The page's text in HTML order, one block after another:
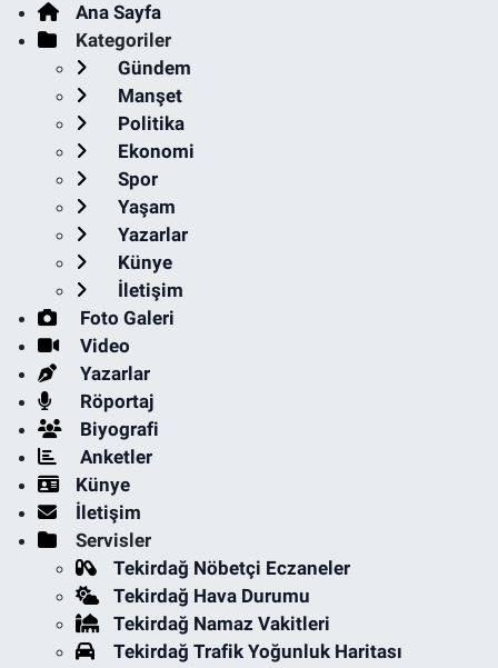
Ana Sayfa
Kategoriler
Gündem
Manşet
Politika
Ekonomi
Spor
Yaşam
Yazarlar
Künye
İletişim
Foto Galeri
Video
Yazarlar
Röportaj
Biyografi
Anketler
Künye
İletişim
Servisler
Tekirdağ Nöbetçi Eczaneler
Tekirdağ Hava Durumu
Tekirdağ Namaz Vakitleri
Tekirdağ Trafik Yoğunluk Haritası